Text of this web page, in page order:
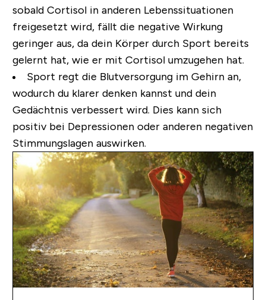
sobald Cortisol in anderen Lebenssituationen
freigesetzt wird, fällt die negative Wirkung
geringer aus, da dein Körper durch Sport bereits
gelernt hat, wie er mit Cortisol umzugehen hat.
Sport regt die Blutversorgung im Gehirn an,
wodurch du klarer denken kannst und dein
Gedächtnis verbessert wird. Dies kann sich
positiv bei Depressionen oder anderen negativen
Stimmungslagen auswirken.